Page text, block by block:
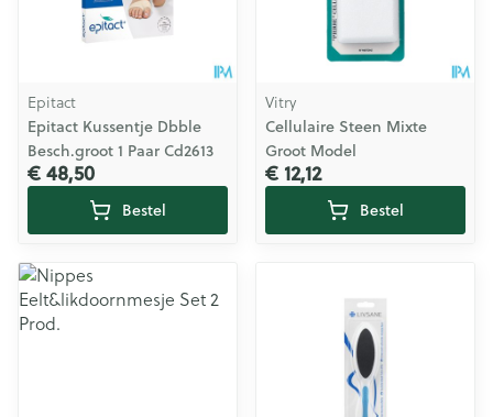
Epitact
Epitact Kussentje Dbble
Besch.groot 1 Paar Cd2613
€ 48,50
Bestel
Vitry
Cellulaire Steen Mixte
Groot Model
€ 12,12
Bestel